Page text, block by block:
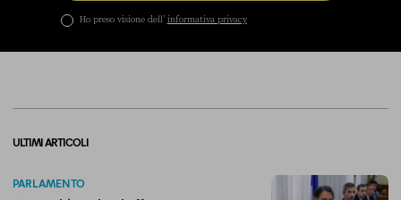
Ho preso visione dell’ informativa privacy
ULTIMI ARTICOLI
PARLAMENTO